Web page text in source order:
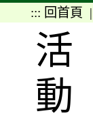
::: 回首頁 |
活
動